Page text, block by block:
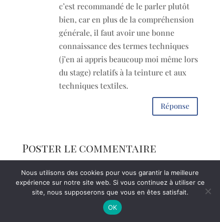
Retrouvez mon livre "la magie de l'indigo" dans la boutique.
Ignorer
c’est recommandé de le parler plutôt
bien, car en plus de la compréhension
générale, il faut avoir une bonne
connaissance des termes techniques
(j’en ai appris beaucoup moi même lors
du stage) relatifs à la teinture et aux
techniques textiles.
Réponse
Poster le commentaire
champs obligatoires sont indiqués avec *
Nous utilisons des cookies pour vous garantir la meilleure
expérience sur notre site web. Si vous continuez à utiliser ce
site, nous supposerons que vous en êtes satisfait.
OK